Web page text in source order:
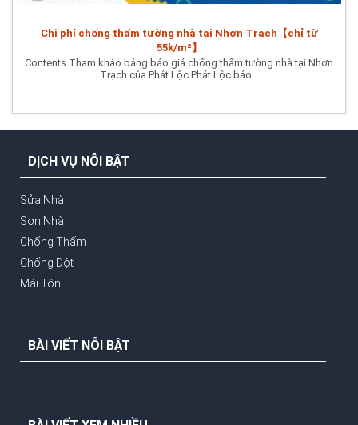
Chi phí chống thấm tường nhà tại Nhơn Trạch【chỉ từ
55k/m²】
Contents Tham khảo bảng báo giá chống thấm tường nhà tại Nhơn
Trạch của Phát Lộc Phát Lộc báo...
DỊCH VỤ NỖI BẬT
Sửa Nhà
Sơn Nhà
Chống Thấm
Chống Dột
Mái Tôn
BÀI VIẾT NỖI BẬT